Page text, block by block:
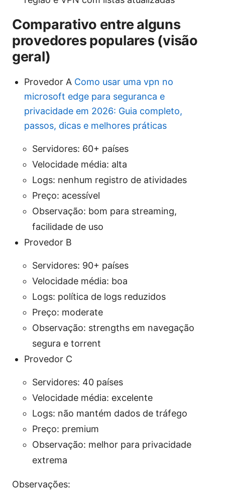
Comparativo entre alguns
provedores populares (visão
geral)
Provedor A Como usar uma vpn no
microsoft edge para seguranca e
privacidade em 2026: Guia completo,
passos, dicas e melhores práticas
Servidores: 60+ países
Velocidade média: alta
Logs: nenhum registro de atividades
Preço: acessível
Observação: bom para streaming,
facilidade de uso
Provedor B
Servidores: 90+ países
Velocidade média: boa
Logs: política de logs reduzidos
Preço: moderate
Observação: strengths em navegação
segura e torrent
Provedor C
Servidores: 40 países
Velocidade média: excelente
Logs: não mantém dados de tráfego
Preço: premium
Observação: melhor para privacidade
extrema
Observações: